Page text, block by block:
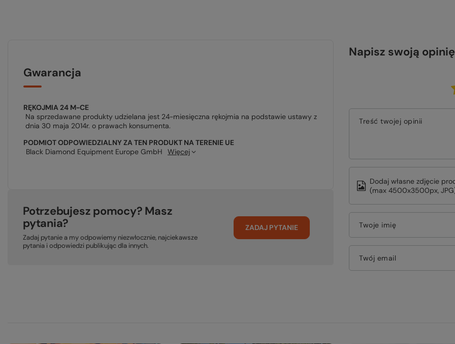
Gwarancja
RĘKOJMIA 24 M-CE
Na sprzedawane produkty udzielana jest 24-miesięczna rękojmia na podstawie ustawy z
dnia 30 maja 2014r. o prawach konsumenta.
PODMIOT ODPOWIEDZIALNY ZA TEN PRODUKT NA TERENIE UE
Black Diamond Equipment Europe GmbH
Więcej
Potrzebujesz pomocy? Masz
pytania?
Zadaj pytanie a my odpowiemy niezwłocznie, najciekawsze
pytania i odpowiedzi publikując dla innych.
ZADAJ PYTANIE
Napisz swoją opinię
Treść twojej opinii
Dodaj własne zdjęcie
(max 4500x3500px,
Twoje imię
Twój email